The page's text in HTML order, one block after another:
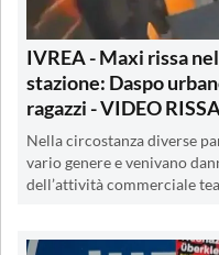
IVREA - Maxi rissa
stazione: Daspo
ragazzi - VIDEO
Nella circostanza diverse
vario genere e venivano
dell’attività commerciale